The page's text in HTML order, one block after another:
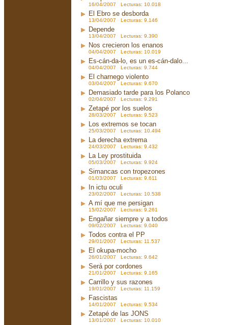
16/04/2007 Lecturas: 10.018
El Ebro se desborda
13/04/2007 Lecturas: 9.146
Depende
13/04/2007 Lecturas: 9.390
Nos crecieron los enanos
04/04/2007 Lecturas: 10.019
Es-cán-da-lo, es un es-cán-dalo...
04/04/2007 Lecturas: 9.744
El charnego violento
03/04/2007 Lecturas: 9.670
Demasiado tarde para los Polanco
02/04/2007 Lecturas: 9.291
Zetapé por los suelos
28/03/2007 Lecturas: 9.523
Los extremos se tocan
25/03/2007 Lecturas: 10.494
La derecha extrema
24/03/2007 Lecturas: 9.432
La Ley prostituida
05/03/2007 Lecturas: 9.924
Simancas con tropezones
01/03/2007 Lecturas: 9.611
In ictu oculi
23/02/2007 Lecturas: 10.538
A mí que me persigan
15/02/2007 Lecturas: 9.261
Engañar siempre y a todos
09/02/2007 Lecturas: 9.040
Todos contra el PP
29/01/2007 Lecturas: 11.537
El okupa-mocho
26/01/2007 Lecturas: 9.642
Será por cordones
21/01/2007 Lecturas: 9.165
Carrillo y sus razones
19/01/2007 Lecturas: 11.159
Fascistas
14/01/2007 Lecturas: 9.534
Zetapé de las JONS
13/01/2007 Lecturas: 10.010